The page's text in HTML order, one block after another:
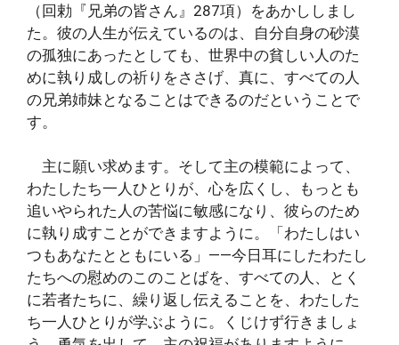
（回勅『兄弟の皆さん』287項）をあかししまし
た。彼の人生が伝えているのは、自分自身の砂漠
の孤独にあったとしても、世界中の貧しい人のた
めに執り成しの祈りをささげ、真に、すべての人
の兄弟姉妹となることはできるのだということで
す。
主に願い求めます。そして主の模範によって、
わたしたち一人ひとりが、心を広くし、もっとも
追いやられた人の苦悩に敏感になり、彼らのため
に執り成すことができますように。「わたしはい
つもあなたとともにいる」――今日耳にしたわたし
たちへの慰めのこのことばを、すべての人、とく
に若者たちに、繰り返し伝えることを、わたした
ち一人ひとりが学ぶように。くじけず行きましょ